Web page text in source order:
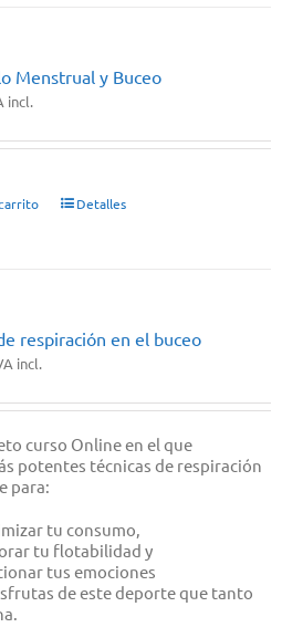
Menstrual y Buceo
incl.
Detalles
respiración en el buceo
incl.
curso Online en el que
potentes técnicas de respiración
para:
tu consumo,
tu flotabilidad y
tus emociones
de este deporte que tanto